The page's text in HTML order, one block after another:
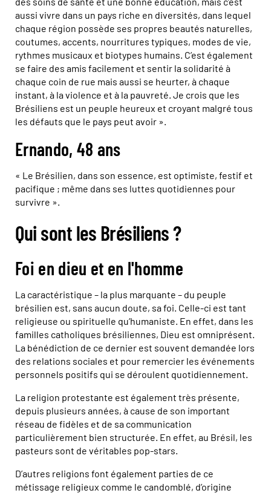
aussi vivre dans un pays riche en diversités, dans lequel
chaque région possède ses propres beautés naturelles,
coutumes, accents, nourritures typiques, modes de vie,
rythmes musicaux et biotypes humains. C’est également
se faire des amis facilement et sentir la solidarité à
chaque coin de rue mais aussi se heurter, à chaque
instant, à la violence et à la pauvreté. Je crois que les
Brésiliens est un peuple heureux et croyant malgré tous
les défauts que le pays peut avoir ».
Ernando, 48 ans
« Le Brésilien, dans son essence, est optimiste, festif et
pacifique ; même dans ses luttes quotidiennes pour
survivre ».
Qui sont les Brésiliens ?
Foi en dieu et en l'homme
La caractéristique – la plus marquante – du peuple
brésilien est, sans aucun doute, sa foi. Celle-ci est tant
religieuse ou spirituelle qu’humaniste. En effet, dans les
familles catholiques brésiliennes, Dieu est omniprésent.
La bénédiction de ce dernier est souvent demandée lors
des relations sociales et pour remercier les événements
personnels positifs qui se déroulent quotidiennement.
La religion protestante est également très présente,
depuis plusieurs années, à cause de son important
réseau de fidèles et de sa communication
particulièrement bien structurée. En effet, au Brésil, les
pasteurs sont de véritables pop-stars.
D’autres religions font également parties de ce
métissage religieux comme le candomblé, d’origine